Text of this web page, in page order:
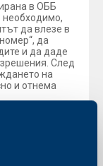
в ОББ
необходимо,
да влезе в
да
и да даде
След
на
и отнема
на
P2P